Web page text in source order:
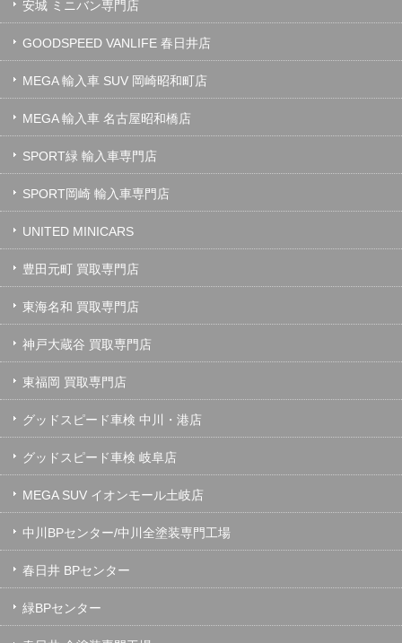
安城 ミニバン専門店
GOODSPEED VANLIFE 春日井店
MEGA 輸入車 SUV 岡崎昭和町店
MEGA 輸入車 名古屋昭和橋店
SPORT緑 輸入車専門店
SPORT岡崎 輸入車専門店
UNITED MINICARS
豊田元町 買取専門店
東海名和 買取専門店
神戸大蔵谷 買取専門店
東福岡 買取専門店
グッドスピード車検 中川・港店
グッドスピード車検 岐阜店
MEGA SUV イオンモール土岐店
中川BPセンター/中川全塗装専門工場
春日井 BPセンター
緑BPセンター